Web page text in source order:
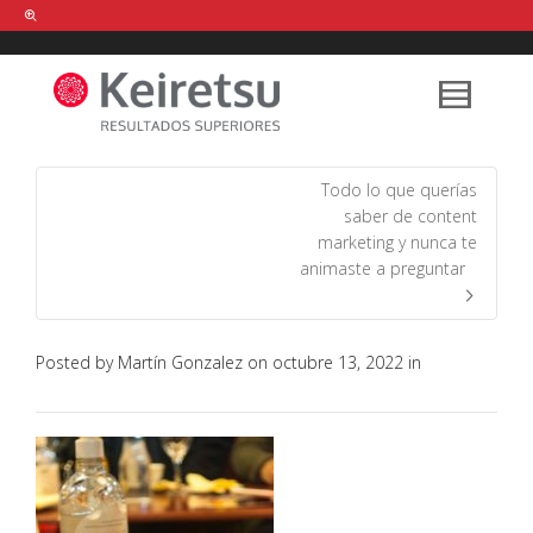
Help me Dante! I'm looking for new
shirts in a size medium
that cost
between £ . Show me all the
items, from the brandour legacy.
Todo lo que querías
saber de content
marketing y nunca te
animaste a preguntar
Posted by Martín Gonzalez on octubre 13, 2022 in